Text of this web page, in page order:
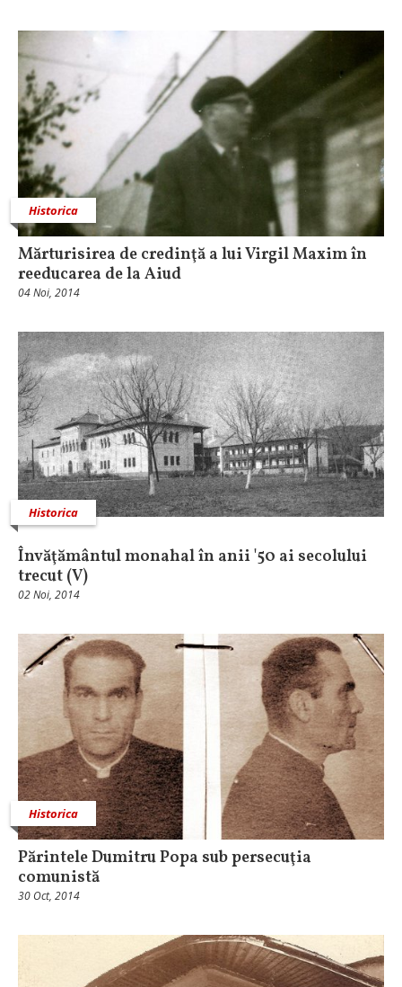
Historica
Mărturisirea de credinţă a lui Virgil Maxim în
reeducarea de la Aiud
04 Noi, 2014
Historica
Învăţământul monahal în anii '50 ai secolului
trecut (V)
02 Noi, 2014
Historica
Părintele Dumitru Popa sub persecuţia
comunistă
30 Oct, 2014